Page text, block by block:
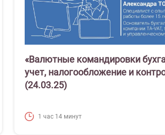
«Валютные командировки
учет, налогообложение и
(24.03.25)
1 час 14 минут